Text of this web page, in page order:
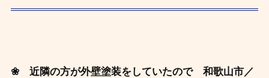
❀ 近隣の方が外壁塗装をしていたので 和歌山市／